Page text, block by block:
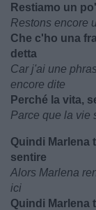
Restiamo un
Restons encore
Che c'ho una
detta
Car j'ai une
encore dite
Perché la vita,
Parce que la vie
Quindi Marlena
sentire
Alors Marlena
ici
Quindi Marlena